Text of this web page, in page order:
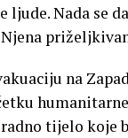
Nada se
na
tijelo koje